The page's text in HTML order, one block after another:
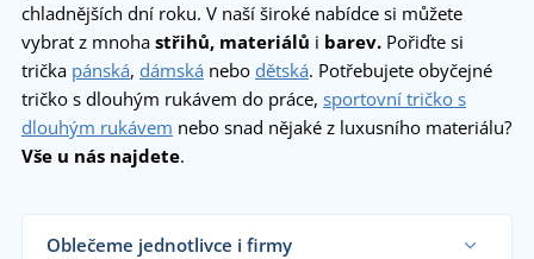
chladnějších dní roku. V naší široké nabídce si můžete
vybrat z mnoha střihů, materiálů i barev. Pořiďte si
trička pánská, dámská nebo dětská. Potřebujete obyčejné
tričko s dlouhým rukávem do práce, sportovní tričko s
dlouhým rukávem nebo snad nějaké z luxusního materiálu?
Vše u nás najdete.
Oblečeme jednotlivce i firmy